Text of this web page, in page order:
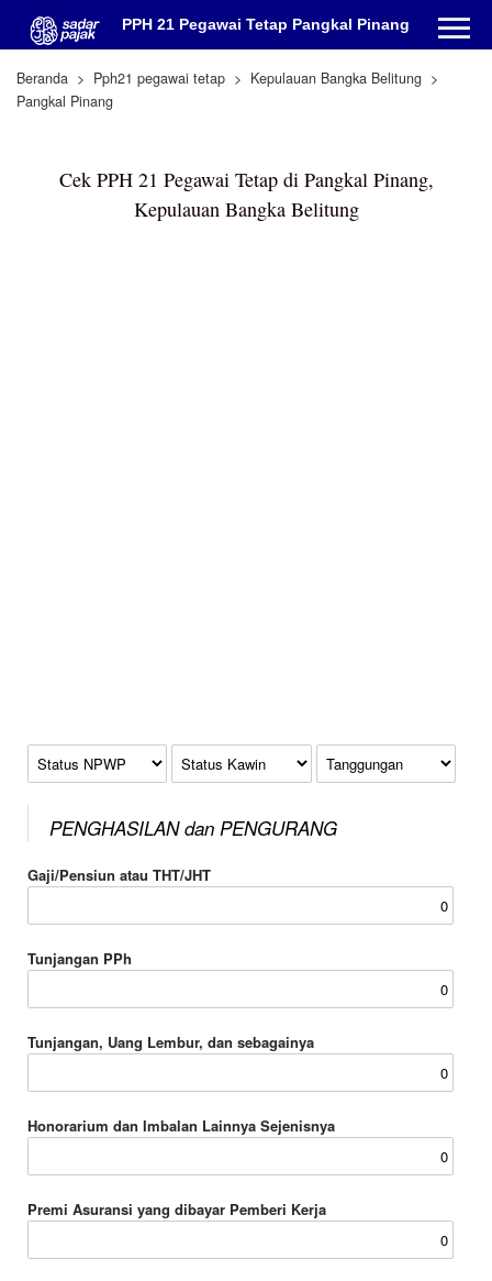
PPH 21 Pegawai Tetap Pangkal Pinang
Beranda Pph21 pegawai tetap
Kepulauan Bangka Belitung
Pangkal Pinang
Cek PPH 21 Pegawai Tetap di Pangkal Pinang,
Kepulauan Bangka Belitung
Status NPWP Status Kawin Tanggungan
PENGHASILAN dan PENGURANG
Gaji/Pensiun atau THT/JHT
Tunjangan PPh
Tunjangan, Uang Lembur, dan sebagainya
Honorarium dan Imbalan Lainnya Sejenisnya
Premi Asuransi yang dibayar Pemberi Kerja